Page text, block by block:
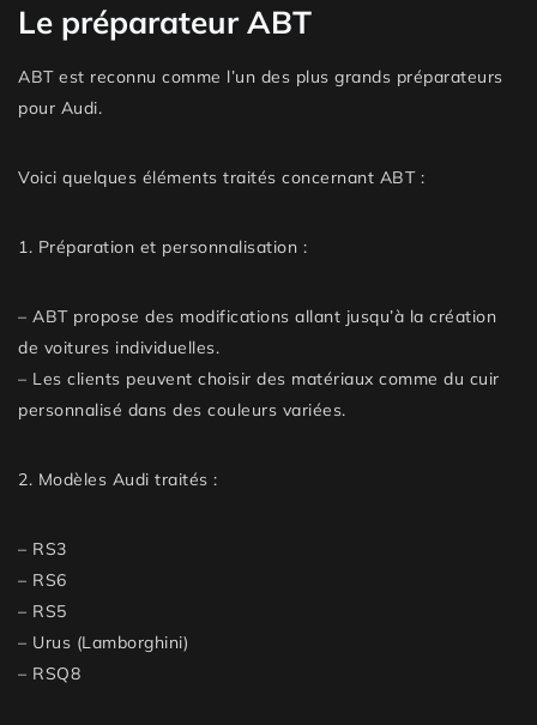
Le préparateur ABT
ABT est reconnu comme l’un des plus grands préparateurs
pour Audi.
Voici quelques éléments traités concernant ABT:
1. Préparation et personnalisation :
– ABT propose des modifications allant jusqu’à la création
de voitures individuelles.
– Les clients peuvent choisir des matériaux comme du cuir
personnalisé dans des couleurs variées.
2. Modèles Audi traités :
– RS3
– RS6
– RS5
– Urus (Lamborghini)
– RSQ8